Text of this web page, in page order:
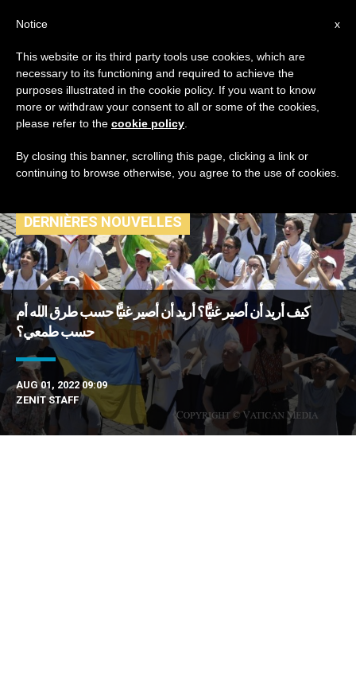
TAG
Posts Tagged ‘طرق
الله’
DERNIÈRES NOUVELLES
كيف أريد أن أصير غنيًّا؟ أريد أن أصير غنيًّا حسب طرق الله أم
حسب طمعي؟
AUG 01, 2022 09:09
ZENIT STAFF
x
Notice
This website or its third party tools use cookies, which are
necessary to its functioning and required to achieve the
purposes illustrated in the cookie policy. If you want to know
more or withdraw your consent to all or some of the cookies,
please refer to the cookie policy
By closing this banner, scrolling this page, clicking a link or
continuing to browse otherwise, you agree to the use of cookies.